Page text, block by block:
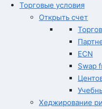
Торговые условия
Открыть счет
ECN
Swap
Хеджирование